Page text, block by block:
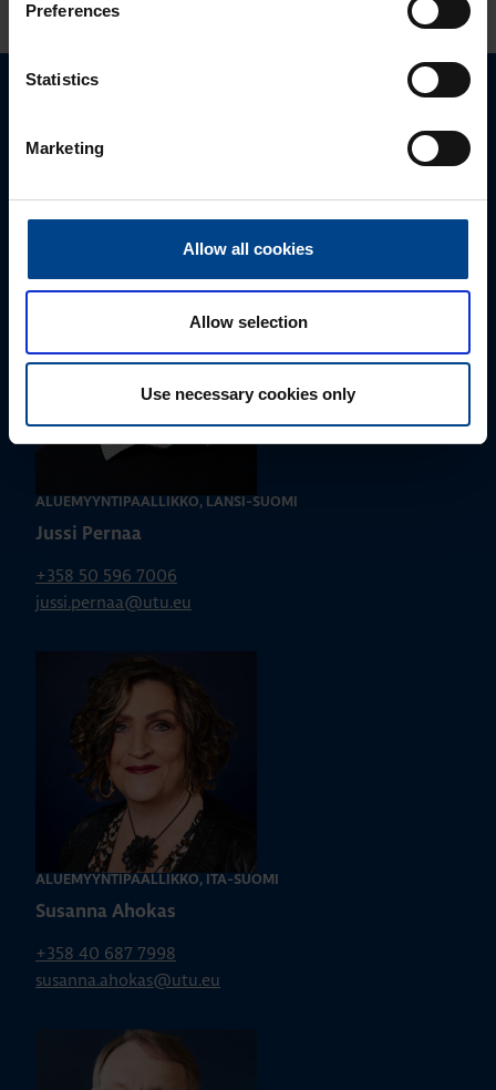
Preferences
Statistics
Marketing
Allow all cookies
Allow selection
Use necessary cookies only
parhaan ratkaisun. Otathan yhteyttä puhelimitse,
sähköpostitse tai verkkolomakkeen kautta.
ALUEMYYNTIPÄÄLLIKKÖ, LÄNSI-SUOMI
Jussi Pernaa
+358 50 596 7006
jussi.pernaa@utu.eu
ALUEMYYNTIPÄÄLLIKKÖ, ITÄ-SUOMI
Susanna Ahokas
+358 40 687 7998
susanna.ahokas@utu.eu